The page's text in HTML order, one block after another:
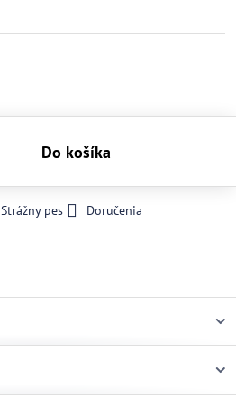
Do košíka
Strážny pes Doručenia